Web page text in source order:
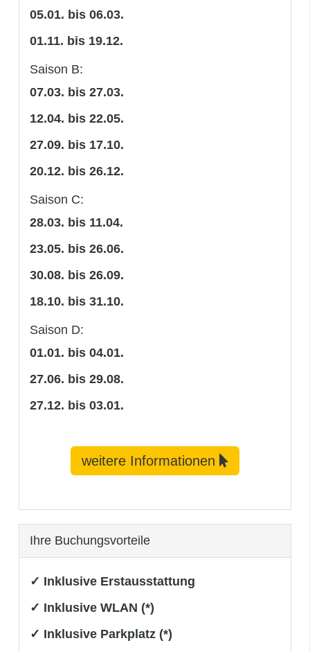
05.01. bis 06.03.
01.11. bis 19.12.
Saison B:
07.03. bis 27.03.
12.04. bis 22.05.
27.09. bis 17.10.
20.12. bis 26.12.
Saison C:
28.03. bis 11.04.
23.05. bis 26.06.
30.08. bis 26.09.
18.10. bis 31.10.
Saison D:
01.01. bis 04.01.
27.06. bis 29.08.
27.12. bis 03.01.
weitere Informationen
Ihre Buchungsvorteile
✓ Inklusive Erstausstattung
✓ Inklusive WLAN (*)
✓ Inklusive Parkplatz (*)